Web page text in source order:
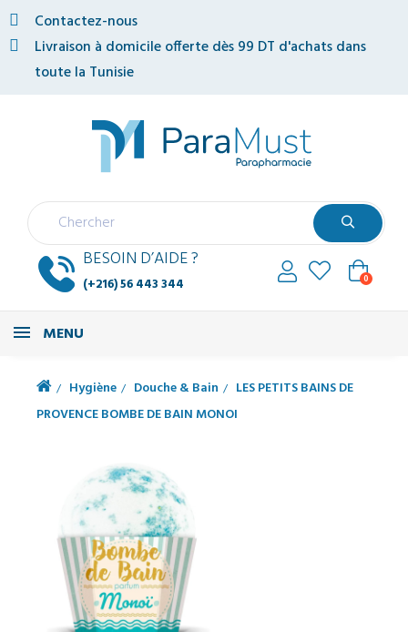
Contactez-nous
Livraison à domicile offerte dès 99 DT d'achats dans
toute la Tunisie
BESOIN D’AIDE ?
(+216) 56 443 344 0
MENU
Hygiène Douche & Bain
LES PETITS BAINS DE
PROVENCE BOMBE DE BAIN MONOI